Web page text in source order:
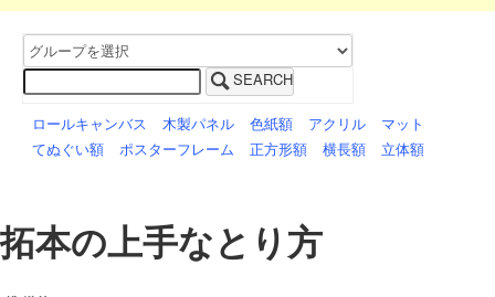
SEARCH
ロールキャンバス 木製パネル 色紙額 アクリル
マット
てぬぐい額
ポスターフレーム 正方形額 横長額 立体額
拓本の上手なとり方